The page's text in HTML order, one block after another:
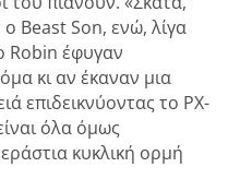
Beast Son, ενώ, λίγα
Robin έφυγαν
κι αν έκαναν μια
επιδεικνύοντας το PX-
όλα όμως
κυκλική ορμή